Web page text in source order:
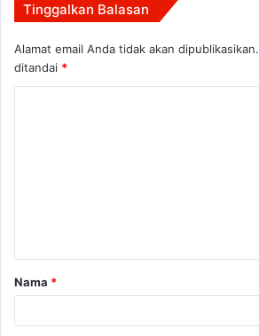
Tinggalkan Balasan
Alamat email Anda tidak akan dipublikasikan.
ditandai *
a
r
Nama *